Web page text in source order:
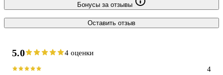
Бонусы за отзывы
Оставить отзыв
5.0 4 оценки
4